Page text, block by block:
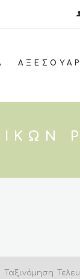
ΑΞΕΣΟΥΆΡ